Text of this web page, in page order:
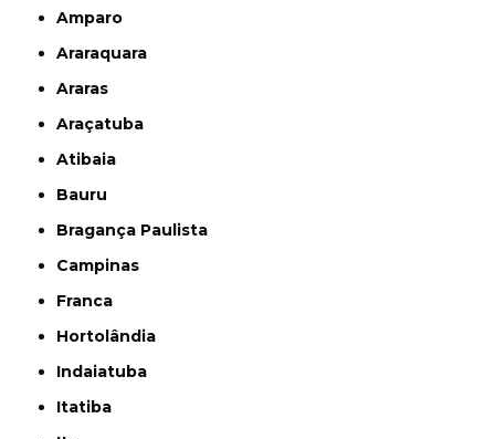
Amparo
Araraquara
Araras
Araçatuba
Atibaia
Bauru
Bragança Paulista
Campinas
Franca
Hortolândia
Indaiatuba
Itatiba